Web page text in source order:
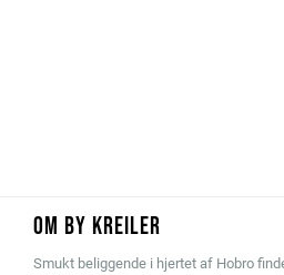
OM BY KREILER
Smukt beliggende i hjertet af Hobro